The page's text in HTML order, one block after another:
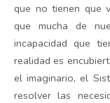
que no tienen que
que mucha de
incapacidad que
realidad es
el imaginario, el
resolver las